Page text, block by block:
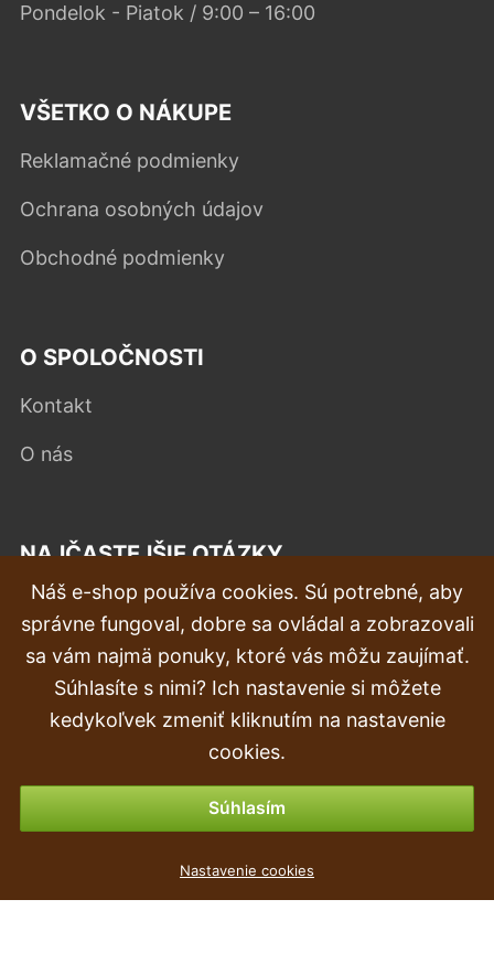
Pondelok - Piatok / 9:00 – 16:00
VŠETKO O NÁKUPE
Reklamačné podmienky
Ochrana osobných údajov
Obchodné podmienky
O SPOLOČNOSTI
Kontakt
O nás
NAJČASTEJŠIE OTÁZKY
Reklamácia
Doprava a doručenie
Objednávka
Vrátenie tovaru & vrátenie peňazí
Náš e-shop používa cookies. Sú potrebné, aby
správne fungoval, dobre sa ovládal a zobrazovali
sa vám najmä ponuky, ktoré vás môžu zaujímať.
Súhlasíte s nimi? Ich nastavenie si môžete
kedykoľvek zmeniť kliknutím na nastavenie
cookies.
Súhlasím
Nastavenie cookies